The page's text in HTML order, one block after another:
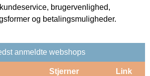
brugervenlighed,
og betalingsmuligheder.
anmeldte webshops
Stjerner Link